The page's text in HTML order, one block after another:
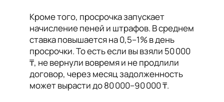
Кроме того, просрочка запускает
начисление пеней и штрафов. В среднем
ставка повышается на 0,5–1% в день
просрочки. То есть если вы взяли 50 000
₸, не вернули вовремя и не продлили
договор, через месяц задолженность
может вырасти до 80 000–90 000 ₸.